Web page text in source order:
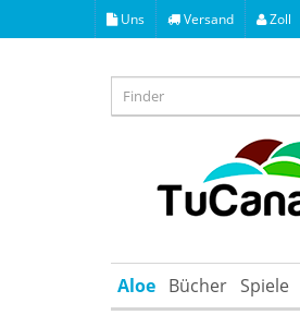
Uns Versand Zoll
Aloe Bücher Spiele